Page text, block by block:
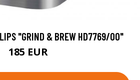
"GRIND & BREW HD7769/00"
185 EUR